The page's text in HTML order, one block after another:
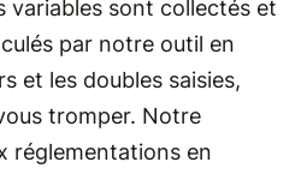
variables sont collectés et
par notre outil en
et les doubles saisies,
tromper. Notre
réglementations en